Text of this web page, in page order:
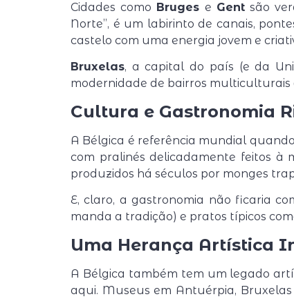
Cidades como Bruges e Gentsão
Norte”, é um labirinto de canais,
castelo com uma energia jovem e
Bruxelas, a capital do país (e da
modernidade de bairros multiculturais
Cultura e Gastronomia
A Bélgica é referência mundial
com pralinés delicadamente feitos à
produzidos há séculos por monges
E, claro, a gastronomia não ficaria
manda a tradição) e pratos típicos
Uma Herança Artística
A Bélgica também tem um legado
aqui. Museus em Antuérpia,